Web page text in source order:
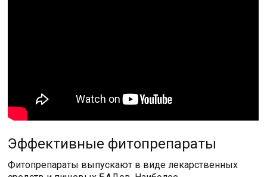
Эффективные фитопрепараты
Фитопрепараты выпускают в виде лекарственных